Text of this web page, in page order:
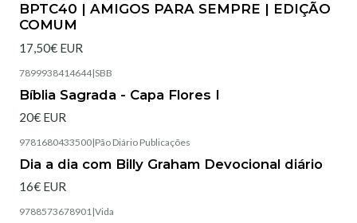
BPTC40 | AMIGOS PARA SEMPRE | EDIÇÃO
COMUM
17,50€ EUR
7899938414644|SBB
Bíblia Sagrada - Capa Flores I
20€ EUR
9781680433500|Pão Diário Publicações
Dia a dia com Billy Graham Devocional diário
16€ EUR
9788573678901|Vida